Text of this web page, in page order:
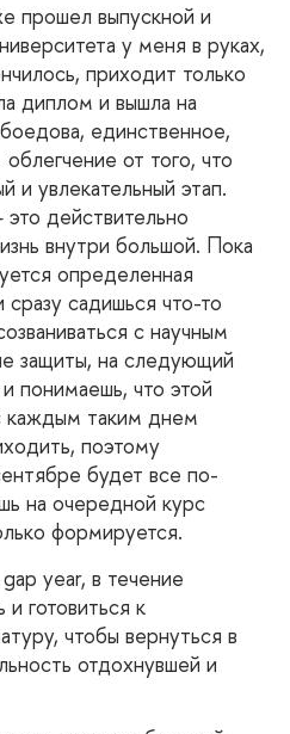
прошел выпускной и
у меня в руках,
приходит только
диплом и вышла на
единственное,
от того, что
и увлекательный этап.
действительно
внутри большой. Пока
определенная
садишься что-то
с научным
защиты, на следующий
понимаешь, что этой
каждым таким днем
поэтому
будет все по-
на очередной курс
формируется.
year, в течение
готовиться к
чтобы вернуться в
отдохнувшей и